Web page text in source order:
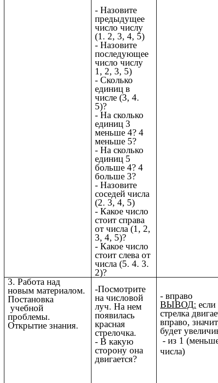
- Назовите
предыдущее
число числу
(1. 2, 3, 4, 5)
- Назовите
последующее
число числу
1, 2, 3, 5)
- Сколько
единиц в
числе (3, 4.
5)?
- На сколько
единиц 3
меньше 4? 4
меньше 5?
- На сколько
единиц 5
больше 4? 4
больше 3?
- Назовите
соседей числа
(2. 3, 4, 5)
- Какое число
стоит справа
от числа (1, 2,
3, 4, 5)?
- Какое число
стоит слева от
числа (5. 4. 3.
2)?
3. Работа над
новым материалом.
Постановка
учебной
проблемы.
Открытие знания.
-Посмотрите
на числовой
луч. На нем
появилась
красная
стрелочка.
- В какую
сторону она
двигается?
- вправо
ВЫВОД: если
стрелка
вправо,
будет
- из 1
числа)